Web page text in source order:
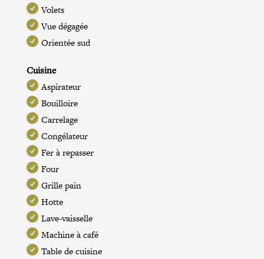
Volets
Vue dégagée
Orientée sud
Cuisine
Aspirateur
Bouilloire
Carrelage
Congélateur
Fer à repasser
Four
Grille pain
Hotte
Lave-vaisselle
Machine à café
Table de cuisine